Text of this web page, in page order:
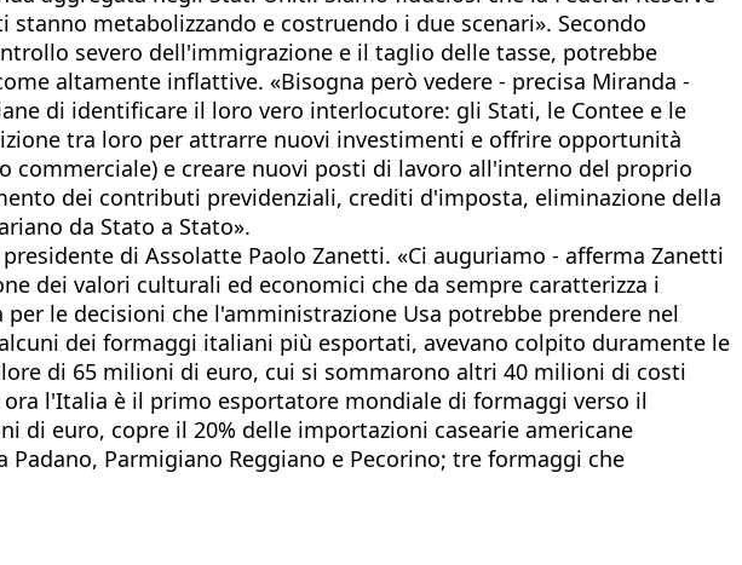
metabolizzando e costruendo i due scenari». Secondo
severo dell'immigrazione e il taglio delle tasse, potrebbe
altamente inflattive. «Bisogna però vedere - precisa Miranda -
di identificare il loro vero interlocutore: gli Stati, le Contee e le
tra loro per attrarre nuovi investimenti e offrire opportunità
e creare nuovi posti di lavoro all'interno del proprio
dei contributi previdenziali, crediti d'imposta, eliminazione della
da Stato a Stato».
di Assolatte Paolo Zanetti. «Ci auguriamo - afferma Zanetti
dei valori culturali ed economici che da sempre caratterizza i
le decisioni che l'amministrazione Usa potrebbe prendere nel
dei formaggi italiani più esportati, avevano colpito duramente le
di 65 milioni di euro, cui si sommarono altri 40 milioni di costi
l'Italia è il primo esportatore mondiale di formaggi verso il
di euro, copre il 20% delle importazioni casearie americane
Parmigiano Reggiano e Pecorino; tre formaggi che